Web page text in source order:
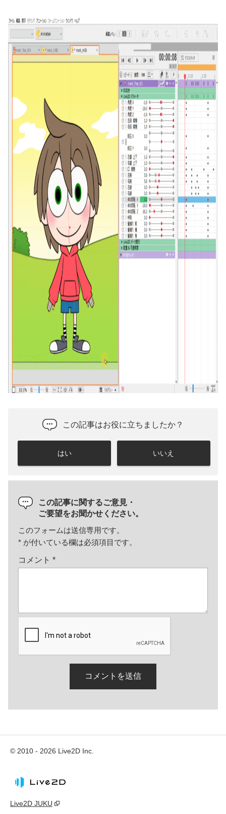
この記事はお役に立ちましたか？
はい いいえ
この記事に関するご意見・
ご要望をお聞かせください。
このフォームは送信専用です。
* が付いている欄は必須項目です。
コメント *
© 2010 - 2026 Live2D Inc.
Live2D JUKU